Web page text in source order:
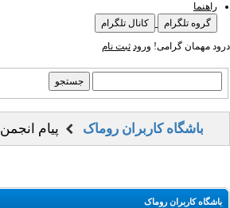
راهنما
گروه تلگرام
کانال تلگرام
درود مهمان گرامی! ورود ثبت نام
باشگاه کاربران روماک پیام انجمن
باشگاه کاربران روماک